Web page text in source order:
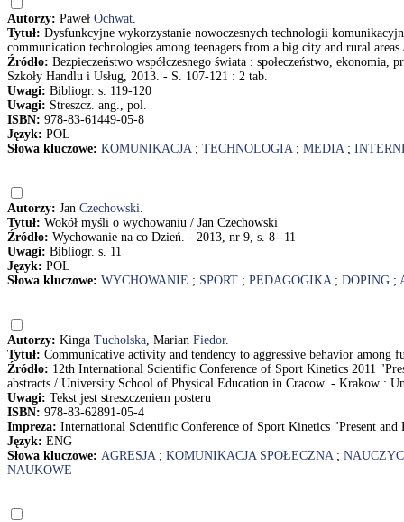
Autorzy: Paweł Ochwat.
Tytuł: Dysfunkcyjne wykorzystanie nowoczesnych technologii
communication technologies among teenagers from a big city and rural areas
Źródło: Bezpieczeństwo współczesnego świata : społeczeństwo,
Szkoły Handlu i Usług, 2013. - S. 107-121 : 2 tab.
Uwagi: Bibliogr. s. 119-120
Uwagi: Streszcz. ang., pol.
ISBN: 978-83-61449-05-8
Język: POL
Słowa kluczowe: KOMUNIKACJA; TECHNOLOGIA; MEDIA;
Autorzy: Jan Czechowski.
Tytuł: Wokół myśli o wychowaniu / Jan Czechowski
Źródło: Wychowanie na co Dzień. - 2013, nr 9, s. 8--11
Uwagi: Bibliogr. s. 11
Język: POL
Słowa kluczowe: WYCHOWANIE ; SPORT ; PEDAGOGIKA; DOPING ;
Autorzy: Kinga Tucholska, Marian Fiedor.
Tytuł: Communicative activity and tendency to aggressive behavior among
Źródło: 12th International Scientific Conference of Sport Kinetics 2011
abstracts / University School of Physical Education in Cracow. - Krakow :
Uwagi: Tekst jest streszczeniem posteru
ISBN: 978-83-62891-05-4
Impreza: International Scientific Conference of Sport Kinetics "Present
Język: ENG
Słowa kluczowe: AGRESJA; KOMUNIKACJA SPOŁECZNA;
NAUKOWE